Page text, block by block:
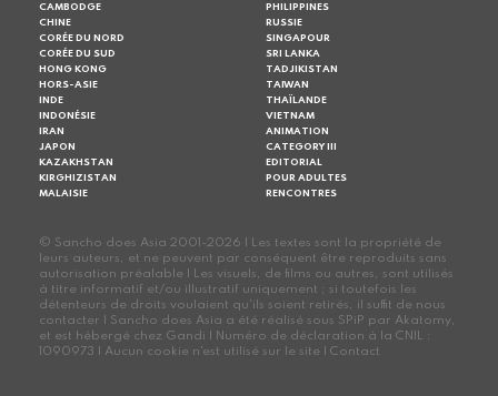
CAMBODGE
CHINE
CORÉE DU NORD
CORÉE DU SUD
HONG KONG
HORS-ASIE
INDE
INDONÉSIE
IRAN
JAPON
KAZAKHSTAN
KIRGHIZISTAN
MALAISIE
PHILIPPINES
RUSSIE
SINGAPOUR
SRI LANKA
TADJIKISTAN
TAIWAN
THAÏLANDE
VIETNAM
ANIMATION
CATEGORY III
EDITORIAL
POUR ADULTES
RENCONTRES
© Sancho does Asia 2001-2026 | Les textes sont la propriété de
leurs auteurs, et ne peuvent par conséquent être reproduits sans
autorisation préalable | Les visuels, de films ou autres, sont utilisés
à titre informatif et/ou illustratif uniquement ; si toutefois les
détenteurs de droits voulaient qu'ils soient retirés, il suffit de nous
contacter | Sancho does Asia a été réalisé sous SPiP par Akatomy,
et est hébergé chez Gandi | Numéro de déclaration à la CNIL :
1090973 | Aucun cookie n'est utilisé sur le site | Contact